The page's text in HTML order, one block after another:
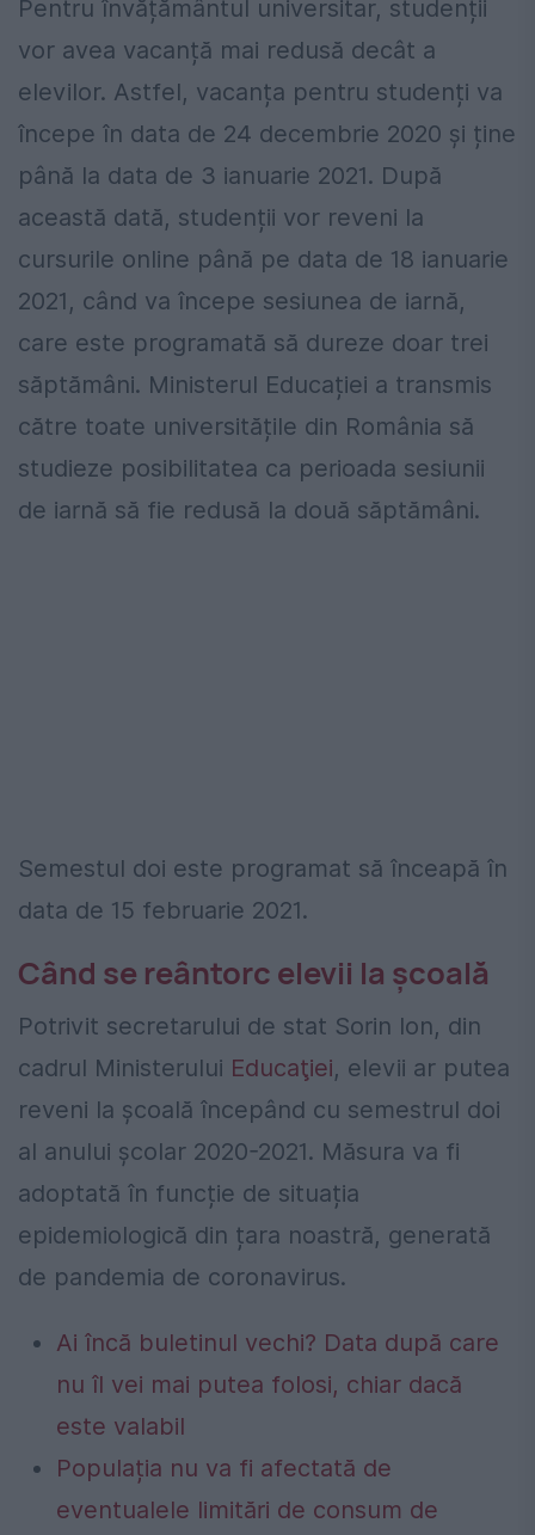
Pentru învățământul universitar, studenții
vor avea vacanță mai redusă decât a
elevilor. Astfel, vacanța pentru studenți va
începe în data de 24 decembrie 2020 și ține
până la data de 3 ianuarie 2021. După
această dată, studenții vor reveni la
cursurile online până pe data de 18 ianuarie
2021, când va începe sesiunea de iarnă,
care este programată să dureze doar trei
săptămâni. Ministerul Educației a transmis
către toate universitățile din România să
studieze posibilitatea ca perioada sesiunii
de iarnă să fie redusă la două săptămâni.
Semestul doi este programat să înceapă în
data de 15 februarie 2021.
Când se reântorc elevii la școală
Potrivit secretarului de stat Sorin Ion, din
cadrul Ministerului Educaţiei, elevii ar putea
reveni la școală începând cu semestrul doi
al anului școlar 2020-2021. Măsura va fi
adoptată în funcție de situația
epidemiologică din țara noastră, generată
de pandemia de coronavirus.
Ai încă buletinul vechi? Data după care
nu îl vei mai putea folosi, chiar dacă
este valabil
Populația nu va fi afectată de
eventualele limitări de consum de